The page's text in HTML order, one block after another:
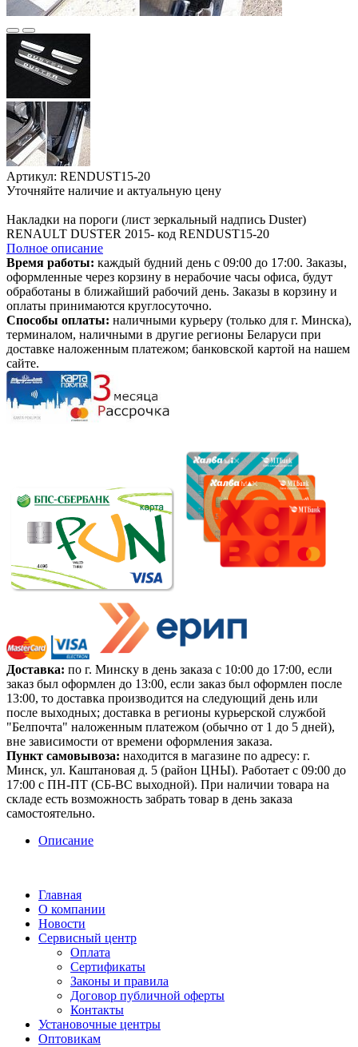
Артикул: RENDUST15-20
Уточняйте наличие и актуальную цену
Накладки на пороги (лист зеркальный надпись Duster)
RENAULT DUSTER 2015- код RENDUST15-20
Полное описание
Время работы: каждый будний день с 09:00 до 17:00. Заказы,
оформленные через корзину в нерабочие часы офиса, будут
обработаны в ближайший рабочий день. Заказы в корзину и
оплаты принимаются круглосуточно.
Способы оплаты: наличными курьеру (только для г. Минска),
терминалом, наличными в другие регионы Беларуси при
доставке наложенным платежом; банковской картой на нашем
сайте.
Доставка: по г. Минску в день заказа с 10:00 до 17:00, если
заказ был оформлен до 13:00, если заказ был оформлен после
13:00, то доставка производится на следующий день или
после выходных; доставка в регионы курьерской службой
"Белпочта" наложенным платежом (обычно от 1 до 5 дней),
вне зависимости от времени оформления заказа.
Пункт самовывоза: находится в магазине по адресу: г.
Минск, ул. Каштановая д. 5 (район ЦНЫ). Работает с 09:00 до
17:00 с ПН-ПТ (СБ-ВС выходной). При наличии товара на
складе есть возможность забрать товар в день заказа
самостоятельно.
Описание
Главная
О компании
Новости
Сервисный центр
Оплата
Сертификаты
Законы и правила
Договор публичной оферты
Контакты
Установочные центры
Оптовикам